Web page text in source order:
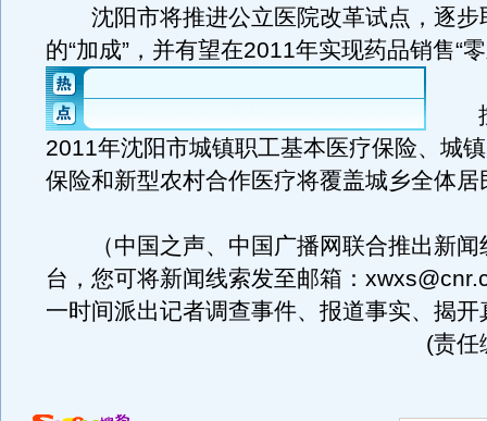
沈阳市将推进公立医院改革试点，逐步
的“加成”，并有望在2011年实现药品销售“
按
2011年沈阳市城镇职工基本医疗保险、城
保险和新型农村合作医疗将覆盖城乡全体居
（中国之声、中国广播网联合推出新闻
台，您可将新闻线索发至邮箱：
一时间派出记者调查事件、报道事实、揭开
(责任